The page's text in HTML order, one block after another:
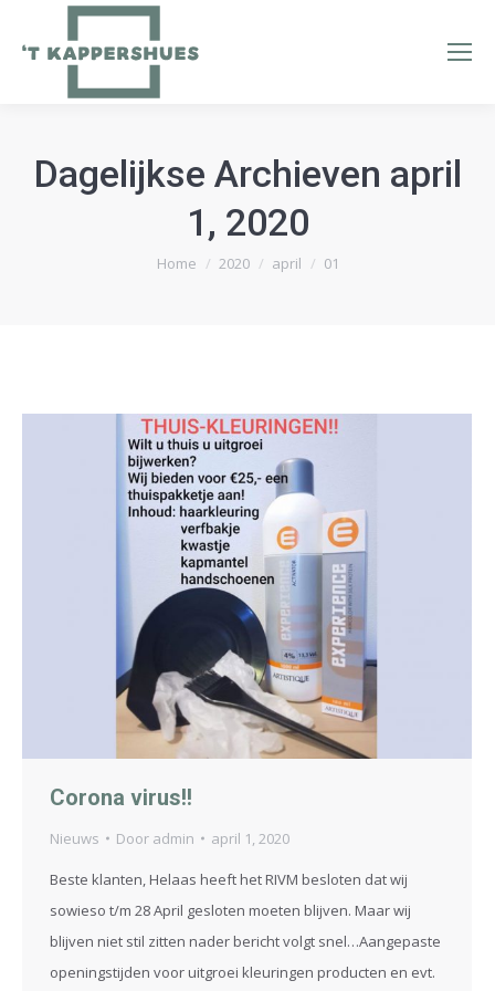
Dagelijkse Archieven april
1, 2020
Je bent hier:
Home 2020 april 01
Corona virus!!
Nieuws Door admin april 1, 2020
Beste klanten, Helaas heeft het RIVM besloten dat wij
sowieso t/m 28 April gesloten moeten blijven. Maar wij
blijven niet stil zitten nader bericht volgt snel…Aangepaste
openingstijden voor uitgroei kleuringen producten en evt.